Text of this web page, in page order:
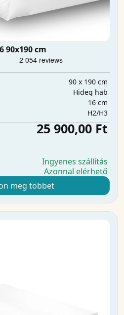
90x190 cm
90 x 190 cm
Hideg hab
16 cm
H2/H3
25 900,00 Ft
Ingyenes szállítás
Azonnal elérhető
meg többet